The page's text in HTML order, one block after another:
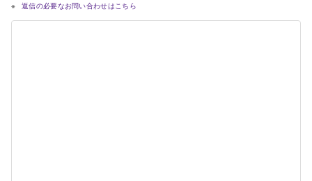
返信の必要なお問い合わせはこちら